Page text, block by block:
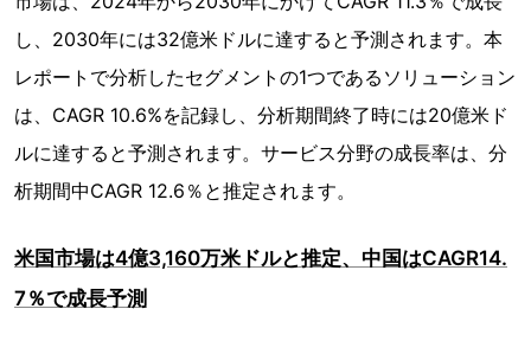
し、2030年には32億米ドルに達すると予測されます。本
レポートで分析したセグメントの1つであるソリューション
は、CAGR 10.6%を記録し、分析期間終了時には20億米ド
ルに達すると予測されます。サービス分野の成長率は、分
析期間中CAGR 12.6％と推定されます。
米国市場は4億3,160万米ドルと推定、中国はCAGR14.
7％で成長予測